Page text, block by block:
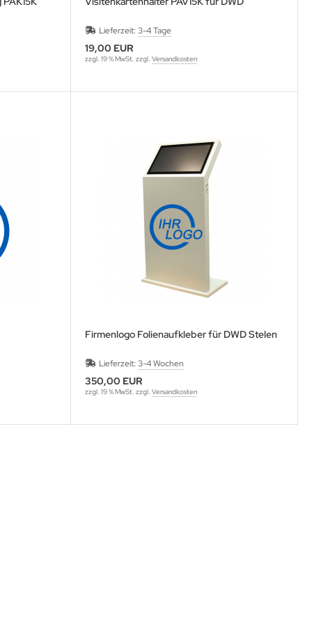
Lieferzeit:3-4 Tage
19,00 EUR
zzgl. 19 % MwSt. zzgl.Versandkosten
Firmenlogo Folienaufkleber für DWD Stelen
Lieferzeit:3-4 Wochen
350,00 EUR
zzgl. 19 % MwSt. zzgl.Versandkosten